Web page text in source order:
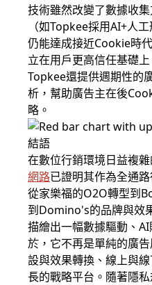
技術雖然改變了數據收
（如Topkee採用AI+人
仍能達成接近Cookie時
立在用戶更高信任基礎
Topkee還提供週期性的
析，幫助廣告主在後
略。
結語
在數位行銷環境日益複雜
網路已證明其作為全通
從家樂福的O2O轉型到
到Domino's的品牌與效
描繪出一幅數據驅動、
於，它不再是單純的廣
設與效果轉換、線上與
長的戰略平台。隨著隱